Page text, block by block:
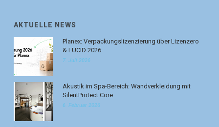
AKTUELLE NEWS
Planex: Verpackungslizenzierung über Lizenzero
& LUCID 2026
7. Juli 2026
Akustik im Spa-Bereich: Wandverkleidung mit
SilentProtect Core
6. Februar 2026